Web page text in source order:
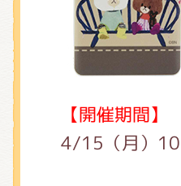
【開催期間】
4/15（月）